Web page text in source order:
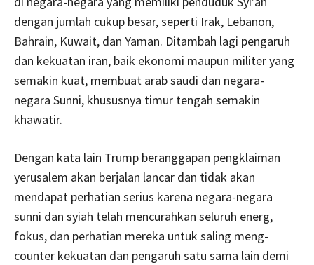
dengan jumlah cukup besar, seperti Irak, Lebanon,
Bahrain, Kuwait, dan Yaman. Ditambah lagi pengaruh
dan kekuatan iran, baik ekonomi maupun militer yang
semakin kuat, membuat arab saudi dan negara-
negara Sunni, khususnya timur tengah semakin
khawatir.
Dengan kata lain Trump beranggapan pengklaiman
yerusalem akan berjalan lancar dan tidak akan
mendapat perhatian serius karena negara-negara
sunni dan syiah telah mencurahkan seluruh energ,
fokus, dan perhatian mereka untuk saling meng-
counter kekuatan dan pengaruh satu sama lain demi